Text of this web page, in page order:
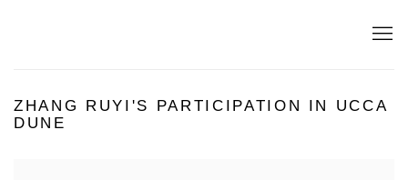
ZHANG RUYI'S PARTICIPATION IN UCCA
DUNE